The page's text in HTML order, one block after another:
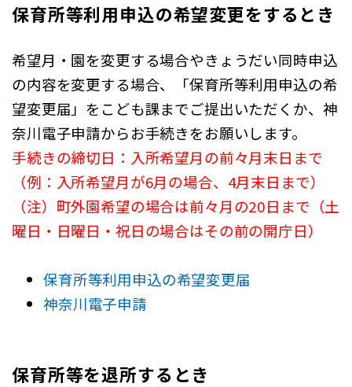
保育所等利用申込の希望変更をするとき
希望月・園を変更する場合やきょうだい同時申込
の内容を変更する場合、「保育所等利用申込の希
望変更届」をこども課までご提出いただくか、神
奈川電子申請からお手続きをお願いします。
手続きの締切日：入所希望月の前々月末日まで
（例：入所希望月が6月の場合、4月末日まで）
（注）町外園希望の場合は前々月の20日まで（土
曜日・日曜日・祝日の場合はその前の開庁日）
保育所等利用申込の希望変更届
神奈川電子申請
保育所等を退所するとき